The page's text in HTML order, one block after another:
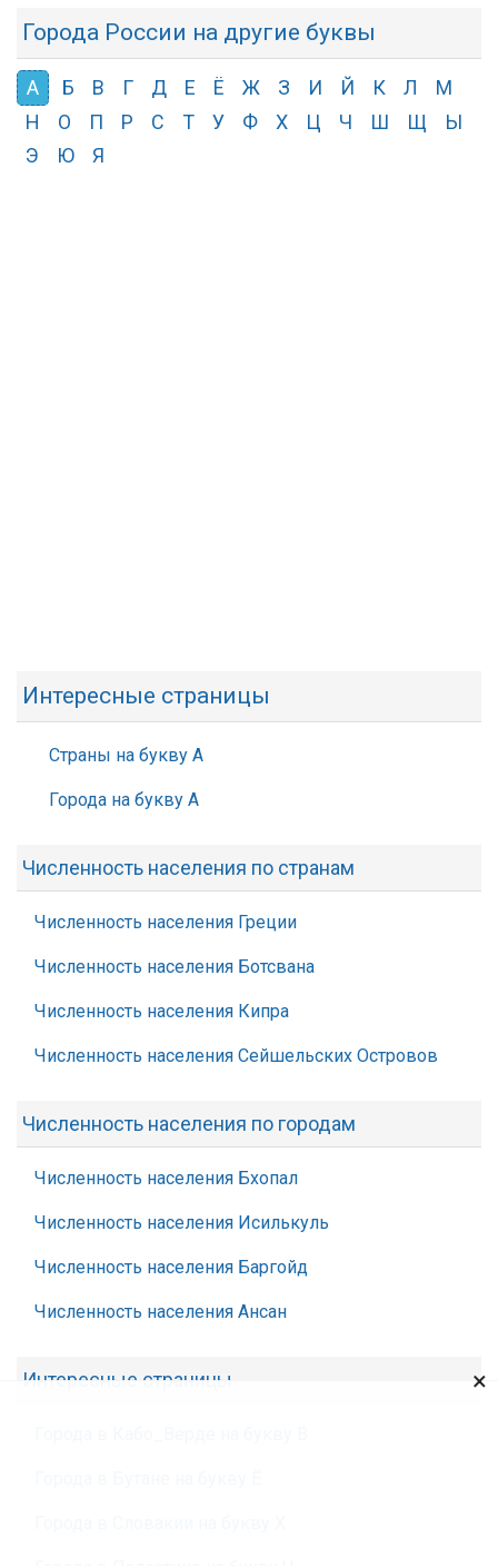
Города России на другие буквы
А Б В Г Д Е Ё Ж З И Й К Л
М
Н
О П Р С Т У Ф Х Ц Ч Ш Щ
Ы
Э
Ю Я
Интересные страницы
Страны на букву А
Города на букву А
Численность населения по странам
Численность населения Греции
Численность населения Ботсвана
Численность населения Кипра
Численность населения Сейшельских Островов
Численность населения по городам
Численность населения Бхопал
Численность населения Исилькуль
Численность населения Баргойд
Численность населения Ансан
Интересные страницы ×